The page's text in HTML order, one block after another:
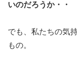
いのだろうか・・
でも、私たちの気
もの。